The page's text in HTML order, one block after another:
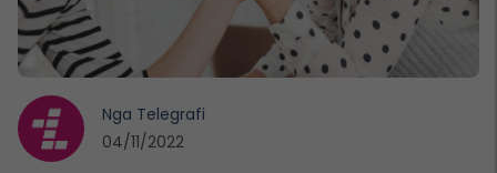
Nga Telegrafi
04/11/2022